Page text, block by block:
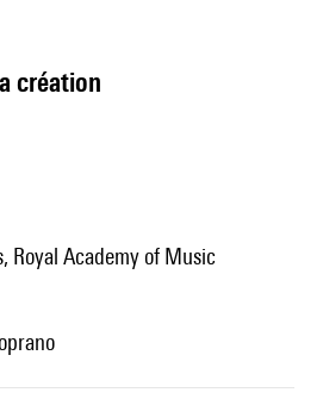
création
Royal Academy of Music